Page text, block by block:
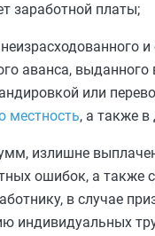
заработной платы;
аванса, выданного
или
местность, а также в
излишне
ошибок, а также
в случае
индивидуальных